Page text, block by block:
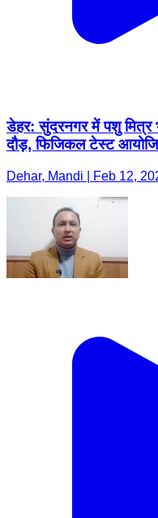
डेहर: सुंदरनगर में पशु मित्र
दौड़, फिजिकल टेस्ट
Dehar, Mandi | Feb 12,